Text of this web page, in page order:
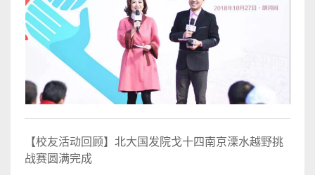
【校友活动回顾】北大国发院戈十四南京溧水越野挑
战赛圆满完成